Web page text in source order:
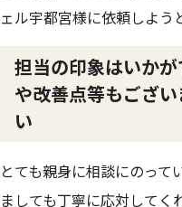
ェル宇都宮様に依頼しよう
担当の印象はいか
や改善点等もござ
い
とても親身に相談にのって
ましても丁寧に応対してく